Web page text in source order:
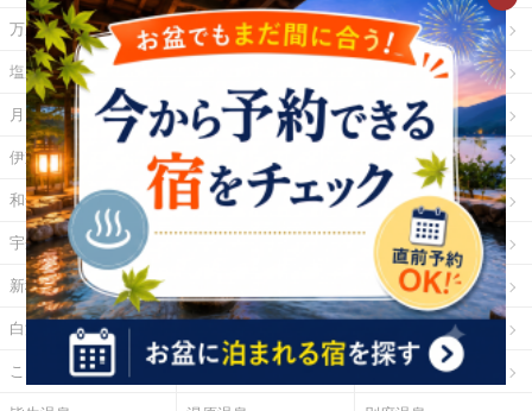
万座温泉 四万温泉 鬼怒川温泉
塩原温泉 白骨温泉
月岡温泉 石和温泉 湯河原温泉
伊東温泉 修善寺温泉 下田温泉（静岡県）
和倉温泉 山中温泉 あわら温泉
宇奈月温泉 平湯温泉
新穂高温泉 有馬温泉
白浜温泉
こんぴら温泉 三朝温泉 玉造温泉